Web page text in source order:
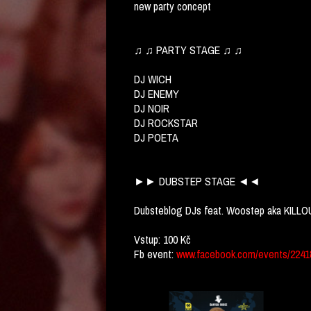
new party concept
♫ ♫ PARTY STAGE ♫ ♫
DJ WICH
DJ ENEMY
DJ NOIR
DJ ROCKSTAR
DJ POETA
►► DUBSTEP STAGE ◄◄
Dubsteblog DJs feat. Woostep aka
Vstup: 100 Kč
Fb event:www.facebook.com/events/